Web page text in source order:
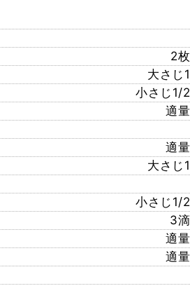
2枚
大さじ1
小さじ1/2
適量
適量
大さじ1
小さじ1/2
3滴
適量
適量